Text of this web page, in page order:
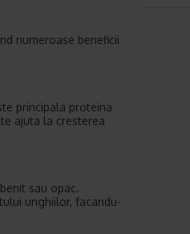
numeroase beneficii
principala proteina
ajuta la cresterea
sau opac.
unghiilor, facandu-